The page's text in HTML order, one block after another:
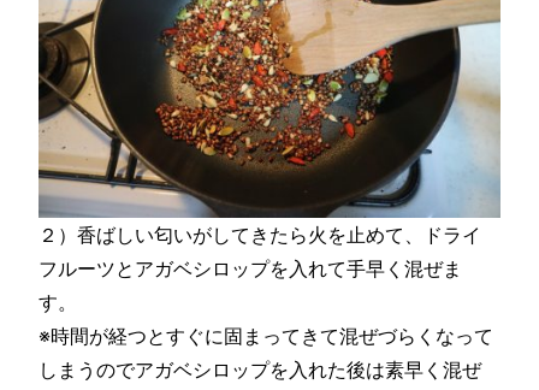
２）香ばしい匂いがしてきたら火を止めて、ドライ
フルーツとアガベシロップを入れて手早く混ぜま
す。
※時間が経つとすぐに固まってきて混ぜづらくなって
しまうのでアガベシロップを入れた後は素早く混ぜ